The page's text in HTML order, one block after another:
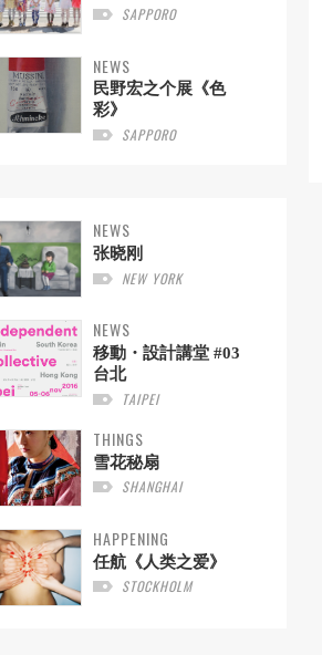
SAPPORO
NEWS
民野宏之个展《色
彩》
SAPPORO
NEWS
张晓刚
NEW YORK
NEWS
移動・設計講堂 #03
台北
TAIPEI
THINGS
雪花秘扇
SHANGHAI
HAPPENING
任航《人类之爱》
STOCKHOLM